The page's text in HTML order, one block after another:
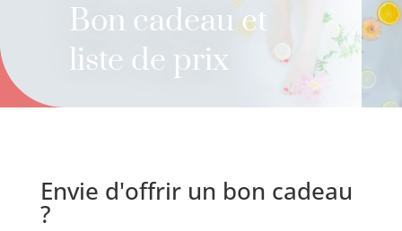
Bon cadeau et
liste de prix
Envie d'offrir un bon cadeau
?